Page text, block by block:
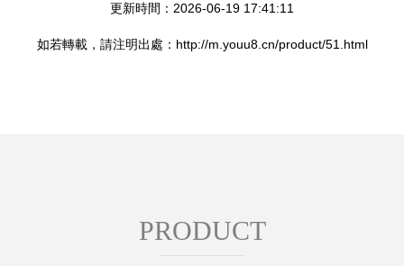
更新時間：2026-06-19 17:41:11
如若轉載，請注明出處：http://m.youu8.cn/product/51.html
PRODUCT